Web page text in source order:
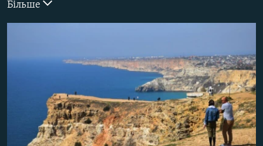
Русский
Усі сайти RFE/RL
Більше